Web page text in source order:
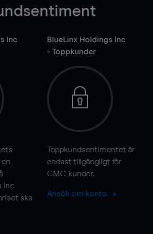
Inc
Inc
ska
BlueLinx Holdings Inc
- Toppkunder
Toppkundsentimentet är
endast tillgängligt för
CMC-kunder.
Ansök om konto